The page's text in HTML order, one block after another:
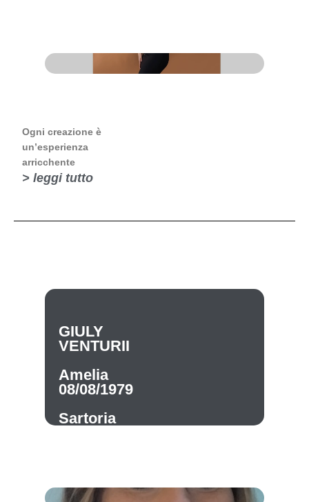
Ogni creazione è
un’esperienza
arricchente
> leggi tutto
GIULY
VENTURII
Amelia
08/08/1979
Sartoria